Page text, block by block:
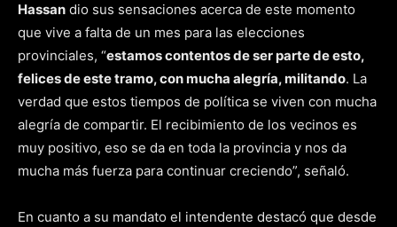
Hassan dio sus sensaciones acerca de este momento
que vive a falta de un mes para las elecciones
provinciales, “estamos contentos de ser parte de esto,
felices de este tramo, con mucha alegría, militando. La
verdad que estos tiempos de política se viven con mucha
alegría de compartir. El recibimiento de los vecinos es
muy positivo, eso se da en toda la provincia y nos da
mucha más fuerza para continuar creciendo”, señaló.
En cuanto a su mandato el intendente destacó que desde